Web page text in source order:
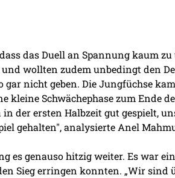
das Duell an Spannung kaum
wollten zudem unbedingt den
gar nicht geben. Die Jungfüchse
kleine Schwächephase zum Ende
der ersten Halbzeit gut gespielt,
gehalten", analysierte Anel
es genauso hitzig weiter. Es war
Sieg erringen konnten. „Wir sind